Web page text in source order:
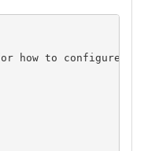
how to configure